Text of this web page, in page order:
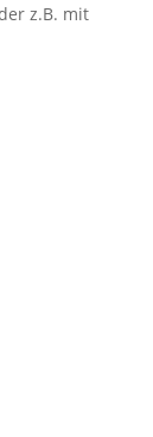
z.B. mit